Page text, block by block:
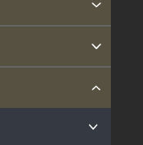
情形
定